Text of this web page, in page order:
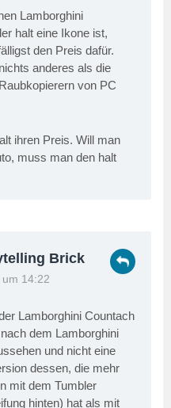
Lamborghini
halt eine Ikone ist,
den Preis dafür.
anderes als die
von PC
ihren Preis. Will man
muss man den halt
Brick
14:22
Lamborghini Countach
dem Lamborghini
und nicht eine
dessen, die mehr
mit dem Tumbler
hinten) hat als mit